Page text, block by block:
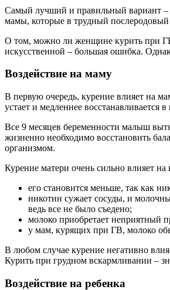
Самый лучший и правильный вариант –
мамы, которые в трудный послеродовый
О том, можно ли женщине курить при ГВ
искусственной – большая ошибка.
Воздействие на маму
В первую очередь, курение влияет на
устает и медленнее
Все 9 месяцев беременности малыш
жизненно необходимо восстановить
организмом.
Курение матери очень сильно влияет на
его становится меньше, так как
никотин сужает сосуды, и
ведь все не было съедено;
молоко приобретает неприятный
у мам, курящих при ГВ, молоко
В любом случае курение негативно
Курить при грудном вскармливании –
Воздействие на ребенка